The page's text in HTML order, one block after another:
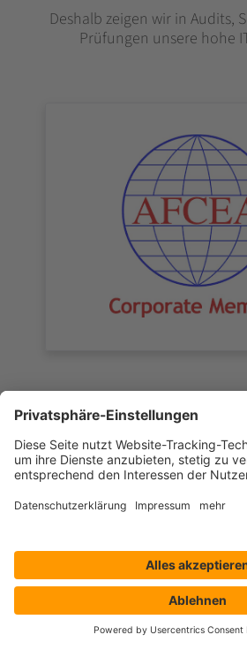
Deshalb zeigen wir in Audits,
Prüfungen unsere hohe